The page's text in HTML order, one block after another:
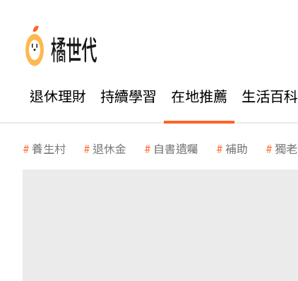
退休理財 持續學習 在地推薦 生活百科
養生村 退休金 自書遺囑 補助 獨老